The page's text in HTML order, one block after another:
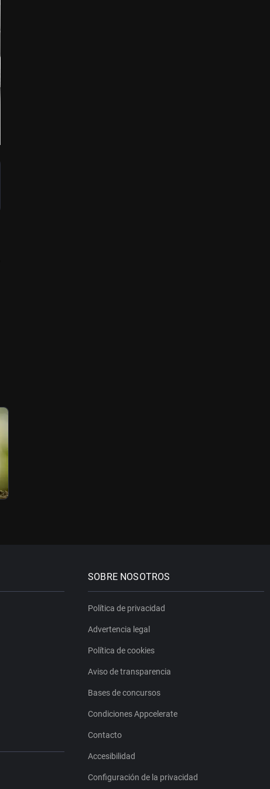
SOBRE NOSOTROS
Política de privacidad
Advertencia legal
Política de cookies
Aviso de transparencia
Bases de concursos
Condiciones Appcelerate
Contacto
Accesibilidad
Configuración de la privacidad